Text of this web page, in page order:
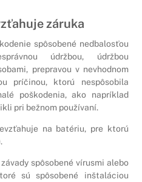
záruka
spôsobené nedbalosťou
údržbou, údržbou
prepravou v nevhodnom
príčinou, ktorú nespôsobila
poškodenia, ako napríklad
pri bežnom používaní.
na batériu, pre ktorú
spôsobené vírusmi alebo
sú spôsobené inštaláciou